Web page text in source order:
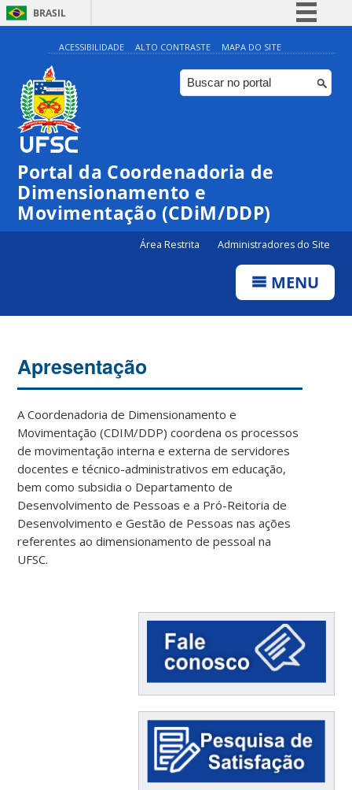
BRASIL
Simplifique!
Comunica BR
Participe
Canais
ACESSIBILIDADE ALTO CONTRASTE MAPA DO SITE
Portal da Coordenadoria de
Dimensionamento e
Movimentação (CDiM/DDP)
Área Restrita Administradores do Site
MENU
Apresentação
A Coordenadoria de Dimensionamento e
Movimentação (CDIM/DDP) coordena os processos
de movimentação interna e externa de servidores
docentes e técnico-administrativos em educação,
bem como subsidia o Departamento de
Desenvolvimento de Pessoas e a Pró-Reitoria de
Desenvolvimento e Gestão de Pessoas nas ações
referentes ao dimensionamento de pessoal na
UFSC.